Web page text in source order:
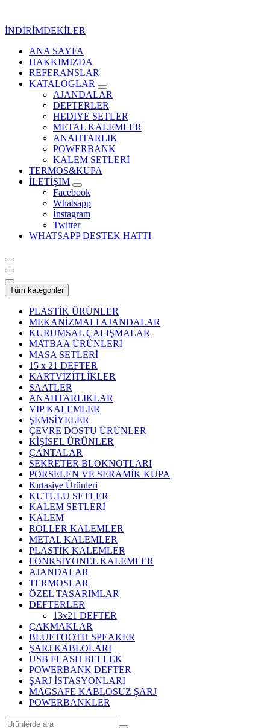
İNDİRİMDEKİLER
Kurumsal Promosyon-Hediyelik
ANA SAYFA
HAKKIMIZDA
REFERANSLAR
KATALOGLAR
AJANDALAR
DEFTERLER
HEDİYE SETLER
METAL KALEMLER
ANAHTARLIK
POWERBANK
KALEM SETLERİ
TERMOS&KUPA
İLETİŞİM
Facebook
Whatsapp
İnstagram
Twitter
WHATSAPP DESTEK HATTI
Tüm kategoriler
PLASTİK ÜRÜNLER
MEKANİZMALI AJANDALAR
KURUMSAL ÇALIŞMALAR
MATBAA ÜRÜNLERİ
MASA SETLERİ
15 x 21 DEFTER
KARTVİZİTLİKLER
SAATLER
ANAHTARLIKLAR
VIP KALEMLER
ŞEMSİYELER
ÇEVRE DOSTU ÜRÜNLER
KİŞİSEL ÜRÜNLER
ÇANTALAR
SEKRETER BLOKNOTLARI
PORSELEN VE SERAMİK KUPA
Kırtasiye Ürünleri
KUTULU SETLER
KALEM SETLERİ
KALEM
ROLLER KALEMLER
METAL KALEMLER
PLASTİK KALEMLER
FONKSİYONEL KALEMLER
AJANDALAR
TERMOSLAR
ÖZEL TASARIMLAR
DEFTERLER
13x21 DEFTER
ÇAKMAKLAR
BLUETOOTH SPEAKER
ŞARJ KABLOLARI
USB FLASH BELLEK
POWERBANK DEFTER
ŞARJ İSTASYONLARI
MAGSAFE KABLOSUZ ŞARJ
POWERBANKLER